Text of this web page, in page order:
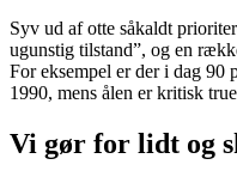
Syv ud af otte såkaldt
ugunstig tilstand”, og en
For eksempel er der i dag 90
1990, mens ålen er kritisk
Vi gør for lidt og